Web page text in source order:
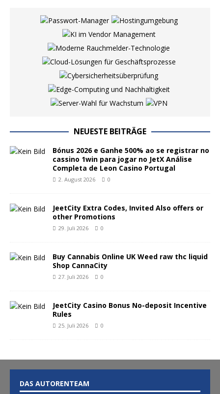
NEUESTE BEITRÄGE
Bónus 2026 e Ganhe 500% ao se registrar no
cassino 1win para jogar no JetX Análise
Completa de Leon Casino Portugal
2. August 2026 0
JeetCity Extra Codes, Invited Also offers or
other Promotions
29. Juli 2026 0
Buy Cannabis Online UK Weed raw thc liquid
Shop CannaCity
27. Juli 2026 0
JeetCity Casino Bonus No-deposit Incentive
Rules
25. Juli 2026 0
DAS AUTORENTEAM